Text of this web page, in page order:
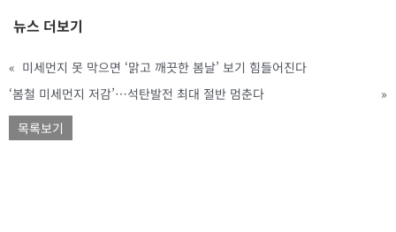
뉴스 더보기
« 미세먼지 못 막으면 ‘맑고 깨끗한 봄날’ 보기 힘들어진다
‘봄철 미세먼지 저감’…석탄발전 최대 절반 멈춘다
»
목록보기